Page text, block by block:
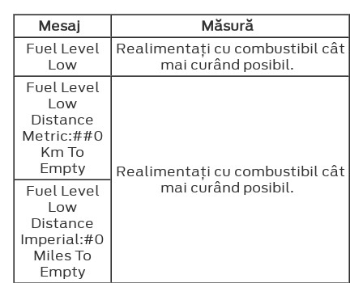
Mesaj
Măsură
Fuel Level
Low
Realimentaţi cu combustibil cât
mai curând posibil.
Fuel Level
Low
Distance
Metric:##0
Km To
Empty
Realimentaţi cu combustibil cât
mai curând posibil.
Fuel Level
Low
Distance
Imperial:#0
Miles To
Empty